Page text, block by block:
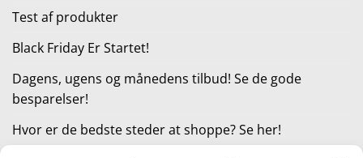
Test af produkter
Black Friday Er Startet!
Dagens, ugens og månedens tilbud! Se de gode
besparelser!
Hvor er de bedste steder at shoppe? Se her!